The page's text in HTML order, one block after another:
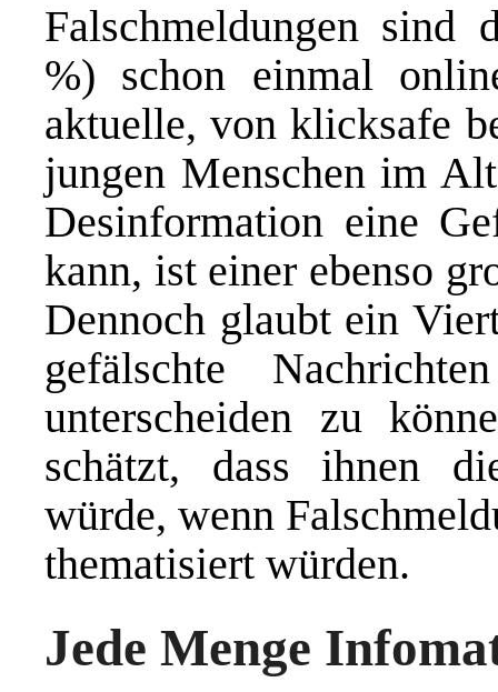
Falschmeldungen sind
%) schon einmal
aktuelle, von klicksafe
jungen Menschen im
Desinformation eine
kann, ist einer ebenso
Dennoch glaubt ein
gefälschte
unterscheiden zu
schätzt, dass ihnen
würde, wenn
thematisiert würden.
Jede Menge